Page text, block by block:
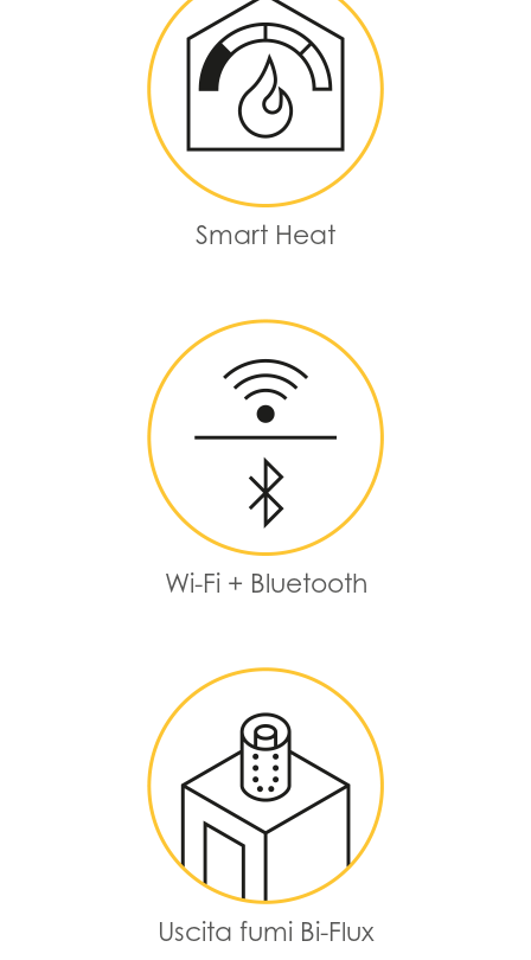
Smart Heat
Wi-Fi + Bluetooth
Uscita fumi Bi-Flux